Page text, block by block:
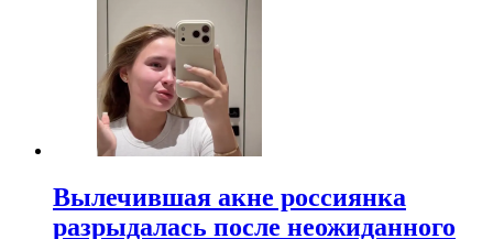
Вылечившая акне россиянка
разрыдалась после неожиданного